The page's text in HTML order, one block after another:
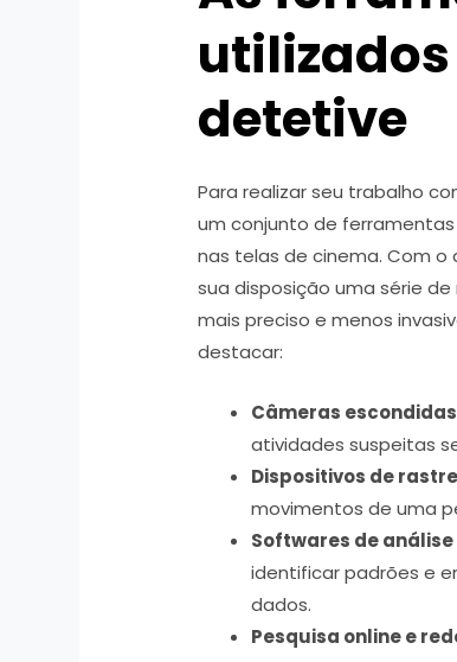
detetive
Para realizar seu trabalho
um conjunto de
nas telas de cinema. Com
sua disposição uma série
mais preciso e menos
destacar:
Câmeras
atividades suspeitas
Dispositivos de
movimentos de uma
Softwares de
identificar padrões e
dados.
Pesquisa online e